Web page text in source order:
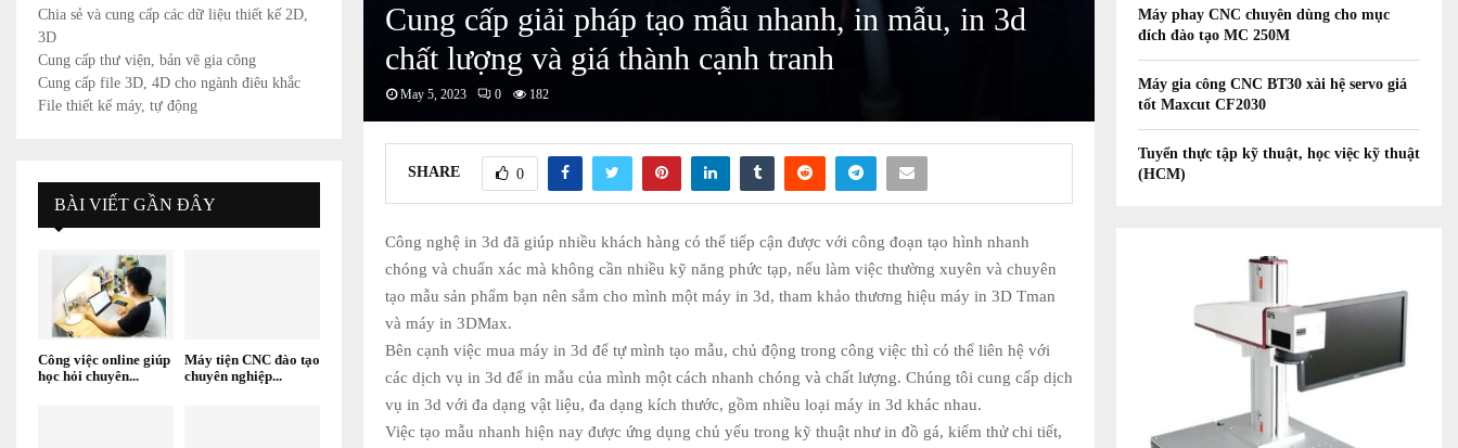
Cung cấp giải pháp tạo mẫu nhanh, in mẫu, in 3d
chất lượng và giá thành cạnh tranh
May 5, 2023 0 182
SHARE 0
Công nghệ in 3d đã giúp nhiều khách hàng có thể tiếp cận được với công đoạn tạo hình nhanh
chóng và chuẩn xác mà không cần nhiều kỹ năng phức tạp, nếu làm việc thường xuyên và chuyên
tạo mẫu sản phẩm bạn nên sắm cho mình một máy in 3d, tham khảo thương hiệu máy in 3D Tman
và máy in 3DMax.
Bên cạnh việc mua máy in 3d để tự mình tạo mẫu, chủ động trong công việc thì có thể liên hệ với
các dịch vụ in 3d để in mẫu của mình một cách nhanh chóng và chất lượng. Chúng tôi cung cấp dịch
vụ in 3d với đa dạng vật liệu, đa dạng kích thước, gồm nhiều loại máy in 3d khác nhau.
Việc tạo mẫu nhanh hiện nay được ứng dụng chủ yếu trong kỹ thuật như in đồ gá, kiểm thử chi tiết,
Chia sẻ và cung cấp các dữ liệu thiết kế 2D,
3D
Cung cấp thư viện, bản vẽ gia công
Cung cấp file 3D, 4D cho ngành điêu khắc
File thiết kế máy, tự động
BÀI VIẾT GẦN ĐÂY
Công việc online giúp
học hỏi chuyên...
Máy tiện CNC đào tạo
chuyên nghiệp...
Máy phay CNC chuyên dùng cho mục
đích đào tạo MC 250M
Máy gia công CNC BT30 xài hệ servo giá
tốt Maxcut CF2030
Tuyển thực tập kỹ thuật, học việc kỹ thuật
(HCM)